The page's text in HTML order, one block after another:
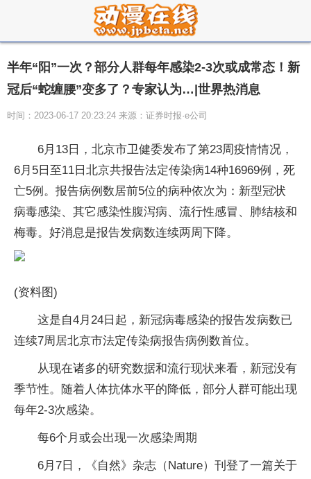
半年“阳”一次？部分人群每年感染2-3次或成常态！新
冠后“蛇缠腰”变多了？专家认为…|世界热消息
时间：2023-06-17 20:23:24 来源：证券时报·e公司
6月13日，北京市卫健委发布了第23周疫情情况，
6月5日至11日北京共报告法定传染病14种16969例，死
亡5例。报告病例数居前5位的病种依次为：新型冠状
病毒感染、其它感染性腹泻病、流行性感冒、肺结核和
梅毒。好消息是报告发病数连续两周下降。
(资料图)
这是自4月24日起，新冠病毒感染的报告发病数已
连续7周居北京市法定传染病报告病例数首位。
从现在诸多的研究数据和流行现状来看，新冠没有
季节性。随着人体抗体水平的降低，部分人群可能出现
每年2-3次感染。
每6个月或会出现一次感染周期
6月7日，《自然》杂志（Nature）刊登了一篇关于